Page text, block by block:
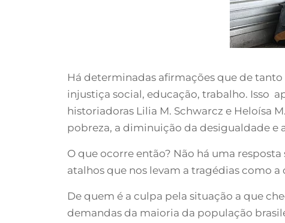
Há determinadas afirmações que de
injustiça social, educação, trabalho. Isso
historiadoras Lilia M. Schwarcz e Heloísa
pobreza, a diminuição da desigualdade e
O que ocorre então? Não há uma
atalhos que nos levam a tragédias como
De quem é a culpa pela situação a que
demandas da maioria da população